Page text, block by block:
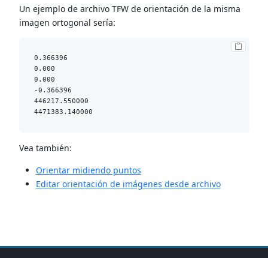
Un ejemplo de archivo TFW de orientación de la misma
imagen ortogonal sería:
0.366396
0.000
0.000
-0.366396
446217.550000
Vea también:
Orientar midiendo puntos
Editar orientación de imágenes desde archivo